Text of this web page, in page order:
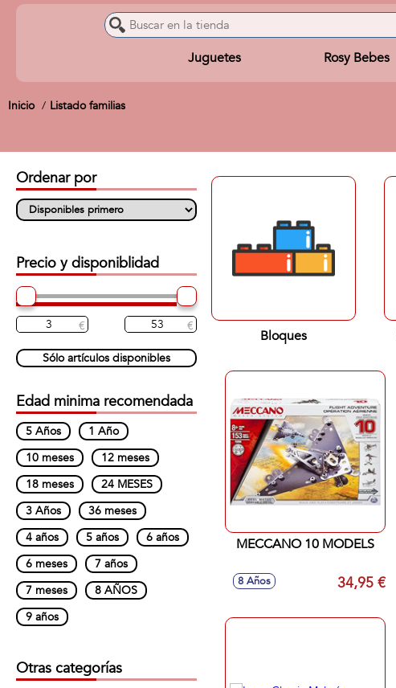
Juguetes Rosy Bebes
Inicio Listado familias
Bloques
MECCANO 10 MODELS
8 Años 34,95 €
Ordenar por
Precio y disponiblidad
Sólo artículos disponibles
Edad minima recomendada
5 Años
1 Año
10 meses
12 meses
18 meses
24 MESES
3 Años
36 meses
4 años
5 años
6 años
6 meses
7 años
7 meses
8 AÑOS
9 años
Otras categorías